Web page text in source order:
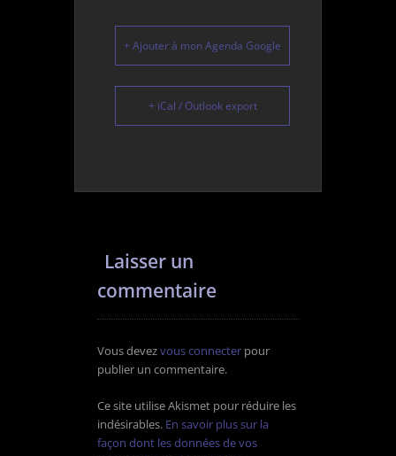
+ Ajouter à mon Agenda Google
+ iCal / Outlook export
Laisser un
commentaire
Vous devezvous connecter pour
publier un commentaire.
Ce site utilise Akismet pour réduire les
indésirables. En savoir plus sur la
façon dont les données de vos